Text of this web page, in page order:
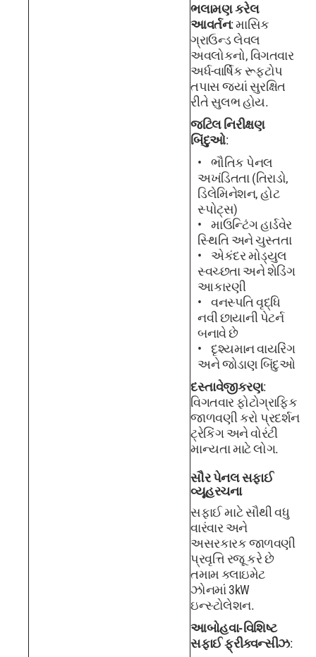
ભલામણ કરેલ
આવર્તન: માસિક
ગ્રાઉન્ડ લેવલ
અવલોકનો, વિગતવાર
અર્ધ-વાર્ષિક રૂફટોપ
તપાસ જ્યાં સુરક્ષિત
રીતે સુલભ હોય.
જટિલ નિરીક્ષણ
બિંદુઓ:
ભૌતિક પેનલ
અખંડિતતા (તિરાડો,
ડિલેમિનેશન, હોટ
સ્પોટ્સ)
માઉન્ટિંગ હાર્ડવેર
સ્થિતિ અને ચુસ્તતા
એકંદર મોડ્યુલ
સ્વચ્છતા અને શેડિંગ
આકારણી
વનસ્પતિ વૃદ્ધિ
નવી છાયાની પેટર્ન
બનાવે છે
દૃશ્યમાન વાયરિંગ
અને જોડાણ બિંદુઓ
દસ્તાવેજીકરણ:
વિગતવાર ફોટોગ્રાફિક
જાળવણી કરો પ્રદર્શન
ટ્રેકિંગ અને વોરંટી
માન્યતા માટે લોગ.
સૌર પેનલ સફાઈ
વ્યૂહરચના
સફાઈ માટે સૌથી વધુ
વારંવાર અને
અસરકારક જાળવણી
પ્રવૃત્તિ રજૂ કરે છે
તમામ ક્લાઇમેટ
ઝોનમાં 3kW
ઇન્સ્ટોલેશન.
આબોહવા-વિશિષ્ટ
સફાઈ ફ્રીક્વન્સીઝ: